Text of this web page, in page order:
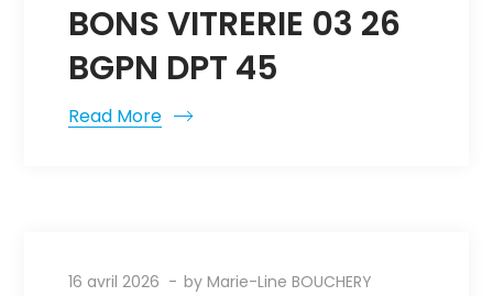
BONS VITRERIE 03 26
BGPN DPT 45
Read More
16 avril 2026 byMarie-Line BOUCHERY